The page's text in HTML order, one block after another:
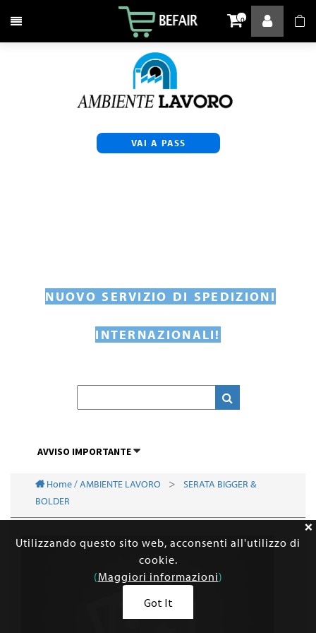
Attiva / disattiva la navigazione 0
VAI A PASS
NUOVO SERVIZIO DI SPEDIZIONI
INTERNAZIONALI!
AVVISO IMPORTANTE
Home / AMBIENTE LAVORO
SERATA BIGGER &
BOLDER
Utilizzando questo sito web, acconsenti all'utilizzo di
cookie.
(Maggiori informazioni)
Got It